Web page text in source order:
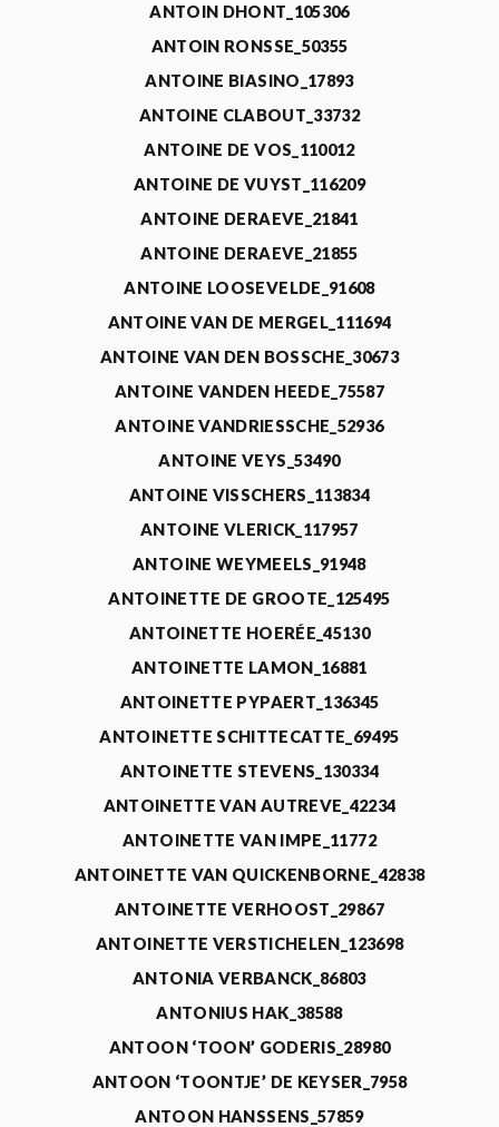
ANTOIN DHONT_105306
ANTOIN RONSSE_50355
ANTOINE BIASINO_17893
ANTOINE CLABOUT_33732
ANTOINE DE VOS_110012
ANTOINE DE VUYST_116209
ANTOINE DERAEVE_21841
ANTOINE DERAEVE_21855
ANTOINE LOOSEVELDE_91608
ANTOINE VAN DE MERGEL_111694
ANTOINE VAN DEN BOSSCHE_30673
ANTOINE VANDEN HEEDE_75587
ANTOINE VANDRIESSCHE_52936
ANTOINE VEYS_53490
ANTOINE VISSCHERS_113834
ANTOINE VLERICK_117957
ANTOINE WEYMEELS_91948
ANTOINETTE DE GROOTE_125495
ANTOINETTE HOERÉE_45130
ANTOINETTE LAMON_16881
ANTOINETTE PYPAERT_136345
ANTOINETTE SCHITTECATTE_69495
ANTOINETTE STEVENS_130334
ANTOINETTE VAN AUTREVE_42234
ANTOINETTE VAN IMPE_11772
ANTOINETTE VAN QUICKENBORNE_42838
ANTOINETTE VERHOOST_29867
ANTOINETTE VERSTICHELEN_123698
ANTONIA VERBANCK_86803
ANTONIUS HAK_38588
ANTOON ‘TOON’ GODERIS_28980
ANTOON ‘TOONTJE’ DE KEYSER_7958
ANTOON HANSSENS_57859